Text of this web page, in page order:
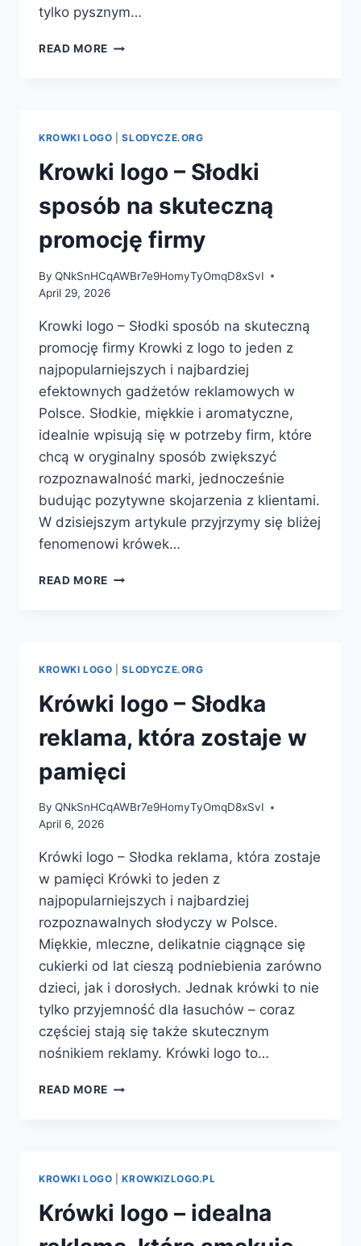
tylko pysznym…
READ MORE CO
LOGO
DLACZEGO
WARTO
JE
WYBRAĆ?
KROWKI LOGO |SLODYCZE.ORG
Krowki logo – Słodki
sposób na skuteczną
promocję firmy
By QNkSnHCqAWBr7e9HomyTyOmqD8xSvI
April 29, 2026
Krowki logo – Słodki sposób na skuteczną
promocję firmy Krowki z logo to jeden z
najpopularniejszych i najbardziej
efektownych gadżetów reklamowych w
Polsce. Słodkie, miękkie i aromatyczne,
idealnie wpisują się w potrzeby firm, które
chcą w oryginalny sposób zwiększyć
rozpoznawalność marki, jednocześnie
budując pozytywne skojarzenia z klientami.
W dzisiejszym artykule przyjrzymy się bliżej
fenomenowi krówek…
READ MORE KROWKI
NA
SKUTECZNĄ
PROMOCJĘ
FIRMY
KROWKI LOGO |SLODYCZE.ORG
Krówki logo – Słodka
reklama, która zostaje w
pamięci
By QNkSnHCqAWBr7e9HomyTyOmqD8xSvI
April 6, 2026
Krówki logo – Słodka reklama, która zostaje
w pamięci Krówki to jeden z
najpopularniejszych i najbardziej
rozpoznawalnych słodyczy w Polsce.
Miękkie, mleczne, delikatnie ciągnące się
cukierki od lat cieszą podniebienia zarówno
dzieci, jak i dorosłych. Jednak krówki to nie
tylko przyjemność dla łasuchów – coraz
częściej stają się także skutecznym
nośnikiem reklamy. Krówki logo to…
READ MORE KRÓWKI
KTÓRA
ZOSTAJE
W
PAMIĘCI
KROWKI LOGO |KROWKIZLOGO.PL
Krówki logo – idealna